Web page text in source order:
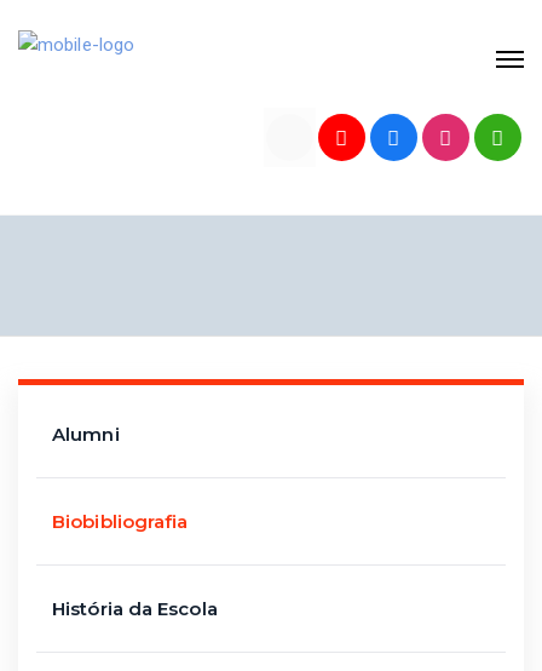
Alumni
Biobibliografia
História da Escola